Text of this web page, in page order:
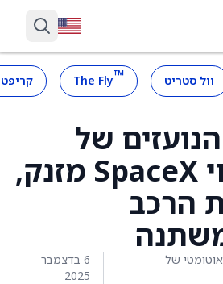
וול סטריט ™
The Fly
של
טסלה: שווי SpaceX מזנק,
הרכב
של
6 בדצמבר
2025